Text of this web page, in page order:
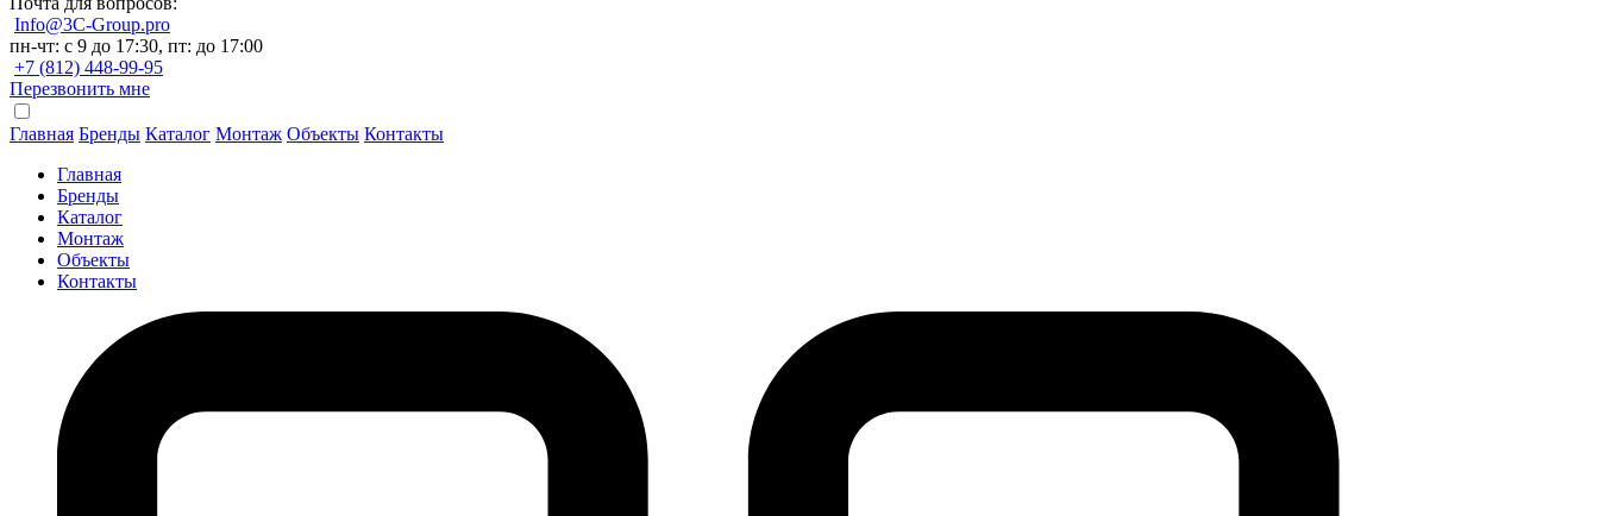
Info@3C-Group.pro
пн-чт: с 9 до 17:30, пт: до 17:00
+7 (812) 448-99-95
Перезвонить мне
Главная Бренды Каталог Монтаж Объекты Контакты
Главная
Бренды
Каталог
Монтаж
Объекты
Контакты